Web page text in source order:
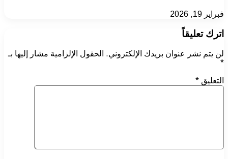
فبراير 19, 2026
اترك تعليقاً
لن يتم نشر عنوان بريدك الإلكتروني. الحقول الإلزامية مشار إليها بـ
*
التعليق *